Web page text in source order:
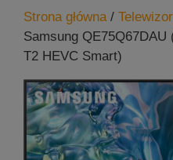
Strona główna/
Samsung
T2 HEVC Smart)